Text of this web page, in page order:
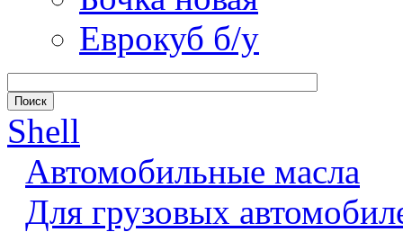
Еврокуб б/у
Shell
Автомобильные масла
Для грузовых